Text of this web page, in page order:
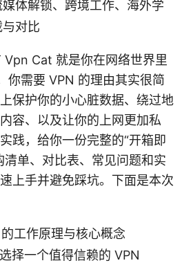
体解锁、跨境工作、海外学
对比
Cat 就是你在网络世界里
你需要 VPN 的理由其实很简
保护你的小心脏数据、绕过地
容、以及让你的上网更加私
践，给你一份完整的“开箱即
清单、对比表、常见问题和实
上手并避免踩坑。下面是本次
工作原理与核心概念
择一个值得信赖的 VPN